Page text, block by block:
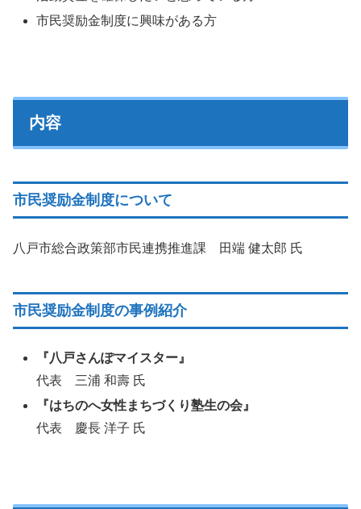
市民奨励金制度に興味がある方
内容
市民奨励金制度について
八戸市総合政策部市民連携推進課 田端 健太郎 氏
市民奨励金制度の事例紹介
『八戸さんぽマイスター』
代表 三浦 和壽 氏
『はちのへ女性まちづくり塾生の会』
代表 慶長 洋子 氏